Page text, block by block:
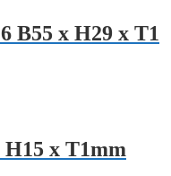
B55 x H29 x T1
x T1mm